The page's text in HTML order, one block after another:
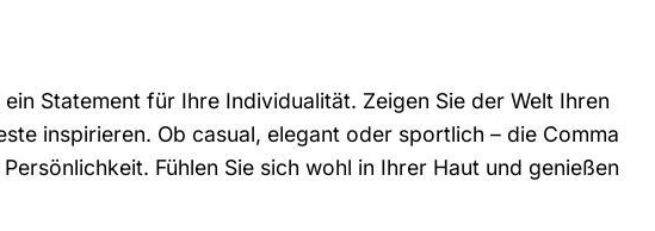
Statement für Ihre Individualität. Zeigen Sie der Welt Ihren
inspirieren. Ob casual, elegant oder sportlich – die Comma
Fühlen Sie sich wohl in Ihrer Haut und genießen